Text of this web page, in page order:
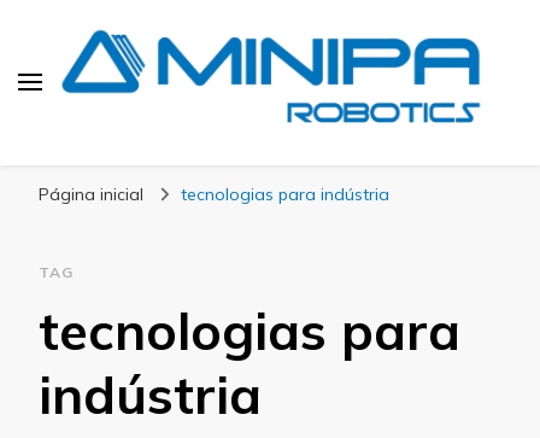
Página inicial tecnologias para indústria
TAG
tecnologias para
indústria